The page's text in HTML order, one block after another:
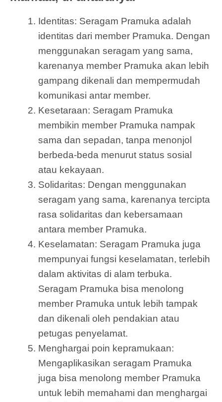
Identitas: Seragam Pramuka adalah
identitas dari member Pramuka. Dengan
menggunakan seragam yang sama,
karenanya member Pramuka akan lebih
gampang dikenali dan mempermudah
komunikasi antar member.
Kesetaraan: Seragam Pramuka
membikin member Pramuka nampak
sama dan sepadan, tanpa menonjol
berbeda-beda menurut status sosial
atau kekayaan.
Solidaritas: Dengan menggunakan
seragam yang sama, karenanya tercipta
rasa solidaritas dan kebersamaan
antara member Pramuka.
Keselamatan: Seragam Pramuka juga
mempunyai fungsi keselamatan, terlebih
dalam aktivitas di alam terbuka.
Seragam Pramuka bisa menolong
member Pramuka untuk lebih tampak
dan dikenali oleh pendakian atau
petugas penyelamat.
Menghargai poin kepramukaan:
Mengaplikasikan seragam Pramuka
juga bisa menolong member Pramuka
untuk lebih memahami dan menghargai